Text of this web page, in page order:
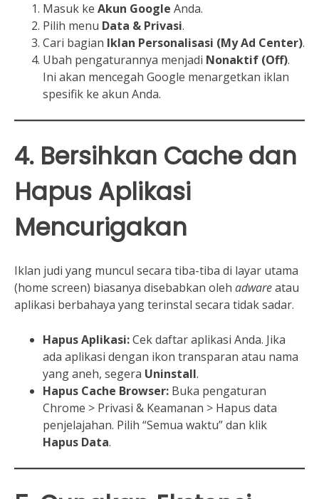
Masuk ke Akun Google Anda.
Pilih menu Data & Privasi.
Cari bagian Iklan Personalisasi (My Ad Center).
Ubah pengaturannya menjadi Nonaktif (Off).
Ini akan mencegah Google menargetkan iklan
spesifik ke akun Anda.
4. Bersihkan Cache dan
Hapus Aplikasi
Mencurigakan
Iklan judi yang muncul secara tiba-tiba di layar utama
(home screen) biasanya disebabkan oleh adwareatau
aplikasi berbahaya yang terinstal secara tidak sadar.
Hapus Aplikasi:Cek daftar aplikasi Anda. Jika
ada aplikasi dengan ikon transparan atau nama
yang aneh, segera Uninstall.
Hapus Cache Browser: Buka pengaturan
Chrome > Privasi & Keamanan > Hapus data
penjelajahan. Pilih “Semua waktu” dan klik
Hapus Data.